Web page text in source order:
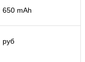
650 mAh
руб